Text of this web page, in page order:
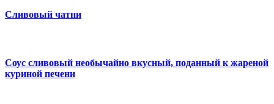
Сливовый чатни
Соус сливовый необычайно вкусный, поданный к жареной
куриной печени